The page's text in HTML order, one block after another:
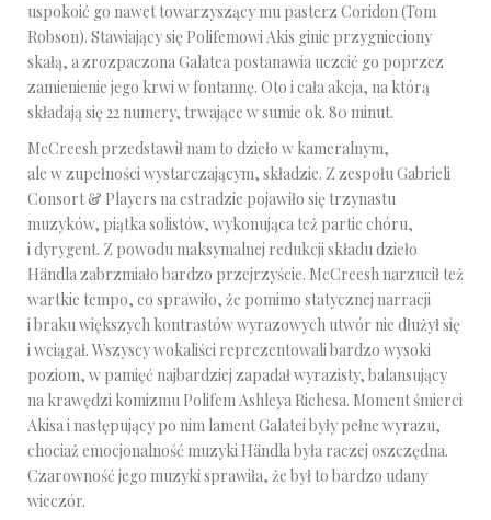
uspokoić go nawet towarzyszący mu pasterz Coridon (Tom
Robson). Stawiający się Polifemowi Akis ginie przygnieciony
skałą, a zrozpaczona Galatea postanawia uczcić go poprzez
zamienienie jego krwi w fontannę. Oto i cała akcja, na którą
składają się 22 numery, trwające w sumie ok. 80 minut.
McCreesh przedstawił nam to dzieło w kameralnym,
ale w zupełności wystarczającym, składzie. Z zespołu Gabrieli
Consort & Players na estradzie pojawiło się trzynastu
muzyków, piątka solistów, wykonująca też partie chóru,
i dyrygent. Z powodu maksymalnej redukcji składu dzieło
Händla zabrzmiało bardzo przejrzyście. McCreesh narzucił też
wartkie tempo, co sprawiło, że pomimo statycznej narracji
i braku większych kontrastów wyrazowych utwór nie dłużył się
i wciągał. Wszyscy wokaliści reprezentowali bardzo wysoki
poziom, w pamięć najbardziej zapadał wyrazisty, balansujący
na krawędzi komizmu Polifem Ashleya Richesa. Moment śmierci
Akisa i następujący po nim lament Galatei były pełne wyrazu,
chociaż emocjonalność muzyki Händla była raczej oszczędna.
Czarowność jego muzyki sprawiła, że był to bardzo udany
wieczór.